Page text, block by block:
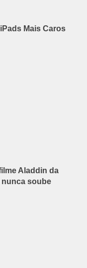
Mais Caros
Aladdin da
nunca soube